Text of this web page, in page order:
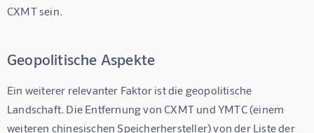
CXMT sein.
Geopolitische Aspekte
Ein weiterer relevanter Faktor ist die geopolitische
Landschaft. Die Entfernung von CXMT und YMTC (einem
weiteren chinesischen Speicherhersteller) von der Liste der